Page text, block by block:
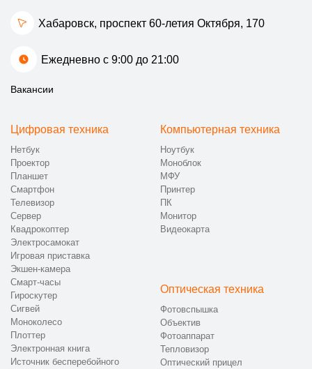
Хабаровск, проспект 60-летия Октября, 170
Ежедневно с 9:00 до 21:00
Вакансии
Цифровая техника
Нетбук
Проектор
Планшет
Смартфон
Телевизор
Сервер
Квадрокоптер
Электросамокат
Игровая приставка
Экшен-камера
Смарт-часы
Гироскутер
Сигвей
Моноколесо
Плоттер
Электронная книга
Источник бесперебойного
Компьютерная техника
Ноутбук
Моноблок
МФУ
Принтер
ПК
Монитор
Видеокарта
Оптическая техника
Фотовспышка
Объектив
Фотоаппарат
Тепловизор
Оптический прицел